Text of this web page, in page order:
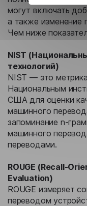
могут включать
а также изменение
Чем ниже
NIST
технологий)
NIST — это
Национальным
США для оценки
машинного
запоминание n-
машинного
переводами.
ROUGE (Recall-
Evaluation)
ROUGE измеряет
переводом